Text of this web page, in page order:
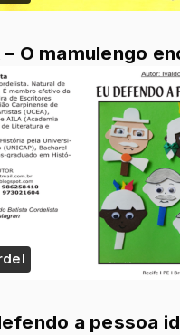
– O mamulengo
a pessoa